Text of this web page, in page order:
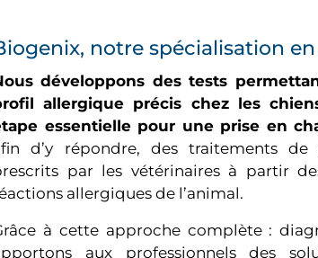
notre spécialisation
développons des tests
allergique précis chez les
essentielle pour une prise en
d’y répondre, des traitements de
par les vétérinaires à partir
allergiques de l’animal.
à cette approche complète :
aux professionnels des